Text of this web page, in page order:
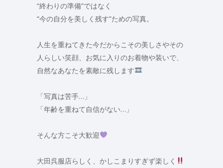
“終わりの準備”ではなく
“今の自分を美しく残す”ための写真。
人生を重ねてきた今だからこその美しさやその
人らしい笑顔、お気に入りのお着物や装いで、
自然なあなたを素敵に残します
「写真は苦手…」
「年齢を重ねて自信がない…」
そんな方こそ大歓迎
大田呉服店らしく、かしこまりすぎず楽しく